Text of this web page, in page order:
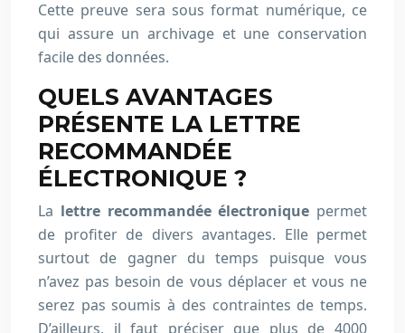
Cette preuve sera sous format numérique, ce
qui assure un archivage et une conservation
facile des données.
QUELS AVANTAGES
PRÉSENTE LA LETTRE
RECOMMANDÉE
ÉLECTRONIQUE ?
La lettre recommandée électronique permet
de profiter de divers avantages. Elle permet
surtout de gagner du temps puisque vous
n’avez pas besoin de vous déplacer et vous ne
serez pas soumis à des contraintes de temps.
D’ailleurs, il faut préciser que plus de 4000